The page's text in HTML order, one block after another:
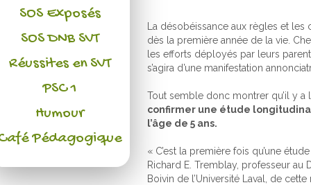
La désobéissance aux règles et
dès la première année de la vie.
les efforts déployés par leurs
s’agira d’une manifestation
Tout semble donc montrer qu’il y a
confirmer une étude
l’âge de 5 ans.
« C’est la première fois qu’une
Richard E. Tremblay, professeur
Boivin de l’Université Laval, de
SOS Exposés
SOS DNB SVT
Réussites en SVT
PSC 1
Humour
Pédagogique